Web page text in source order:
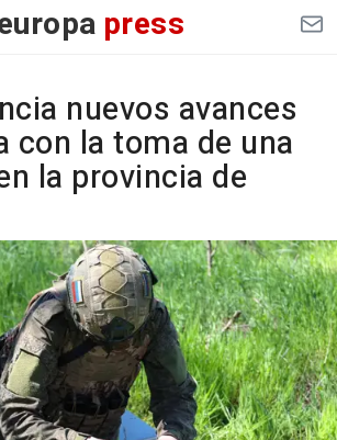
press
nuevos avances
con la toma de una
la provincia de